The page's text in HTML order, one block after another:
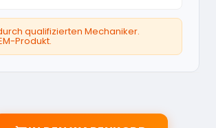
qualifizierten Mechaniker.
Produkt.